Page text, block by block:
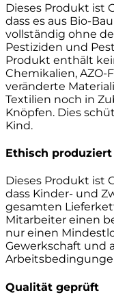
Dieses Produkt ist
dass es aus Bio-
vollständig ohne
Pestiziden und
Produkt enthält
Chemikalien,
veränderte
Textilien noch in
Knöpfen. Dies
Kind.
Ethisch produziert
Dieses Produkt ist
dass Kinder- und
gesamten
Mitarbeiter einen
nur einen
Gewerkschaft und
Qualität geprüft